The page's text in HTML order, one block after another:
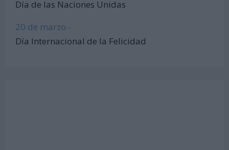
Día de las Naciones Unidas
20 de marzo -
Día Internacional de la Felicidad